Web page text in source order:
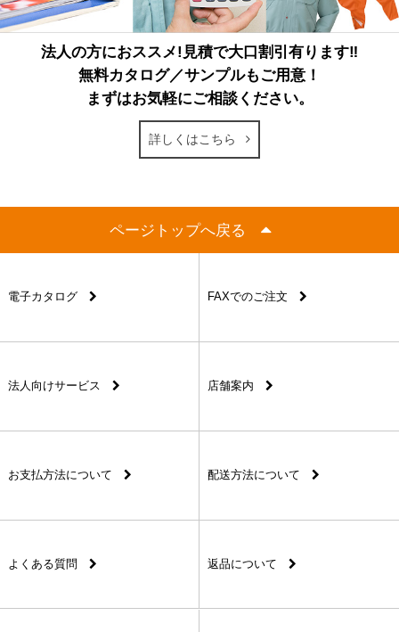
法人の方におススメ!見積で大口割引有ります‼
無料カタログ／サンプルもご用意！
まずはお気軽にご相談ください。
詳しくはこちら
ページトップへ戻る
電子カタログ FAXでのご注文
法人向けサービス 店舗案内
お支払方法について 配送方法について
よくある質問 返品について